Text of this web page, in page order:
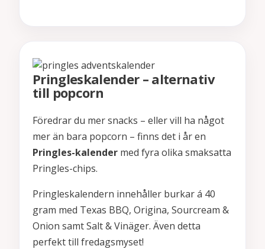
Pringleskalender – alternativ
till popcorn
Föredrar du mer snacks – eller vill ha något
mer än bara popcorn – finns det i år en
Pringles-kalender med fyra olika smaksatta
Pringles-chips.
Pringleskalendern innehåller burkar á 40
gram med Texas BBQ, Origina, Sourcream &
Onion samt Salt & Vinäger. Även detta
perfekt till fredagsmyset!